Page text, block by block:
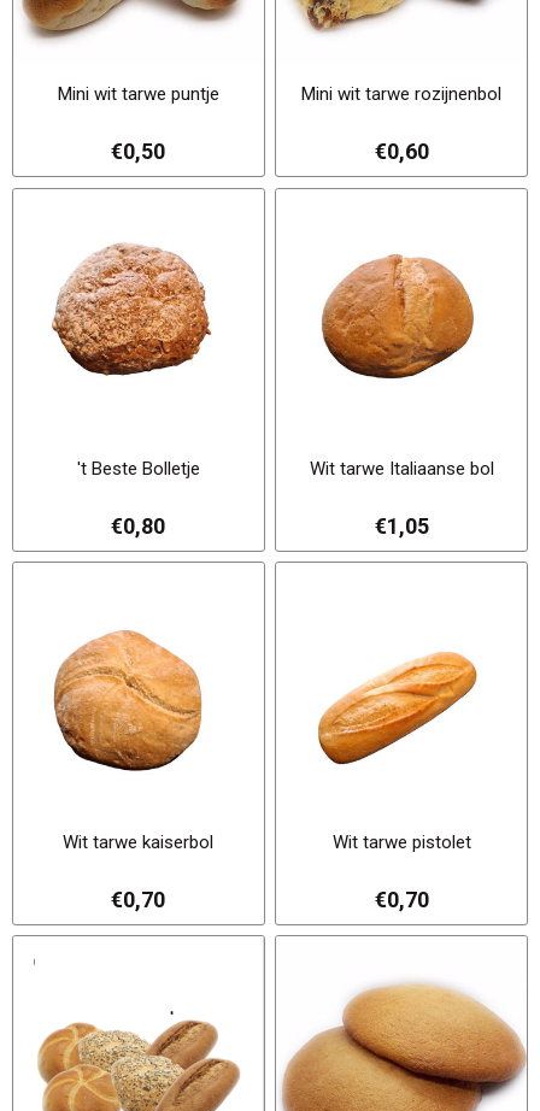
Mini wit tarwe puntje
€0,50
Mini wit tarwe rozijnenbol
€0,60
't Beste Bolletje
€0,80
Wit tarwe Italiaanse bol
€1,05
Wit tarwe kaiserbol
€0,70
Wit tarwe pistolet
€0,70